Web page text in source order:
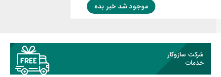
موجود شد خبر بده
شرکت سازوکار
خدمات